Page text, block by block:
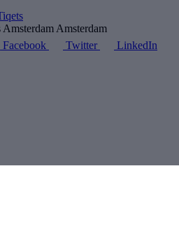
Amsterdam
Facebook Twitter LinkedIn